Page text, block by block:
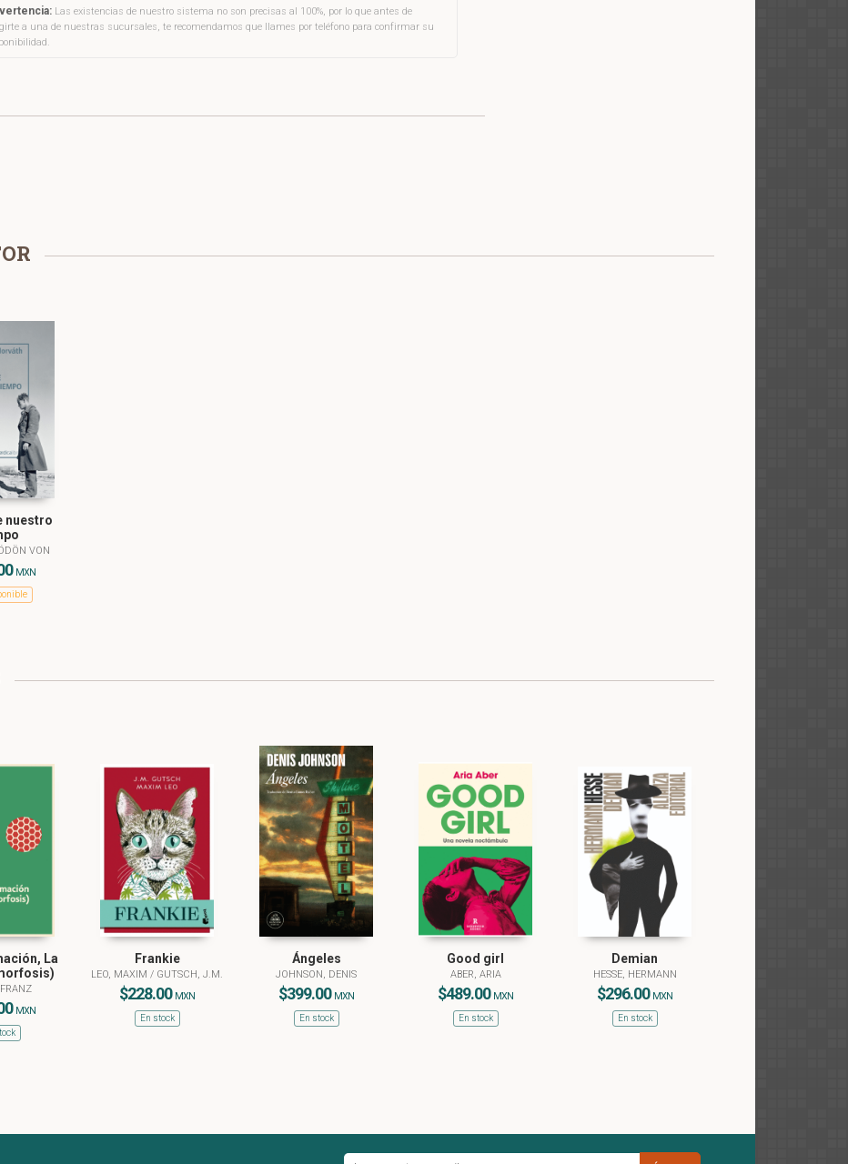
Las existencias de nuestro sistema no son precisas al 100%, por lo que antes de
a una de nuestras sucursales, te recomendamos que llames por teléfono para confirmar su
nuestro
VON
MXN
La
MXN
Frankie
LEO, MAXIM / GUTSCH, J.M.
$228.00 MXN
En stock
Ángeles
JOHNSON, DENIS
$399.00 MXN
En stock
Good girl
ABER, ARIA
$489.00 MXN
En stock
Demian
HESSE, HERMANN
$296.00 MXN
En stock